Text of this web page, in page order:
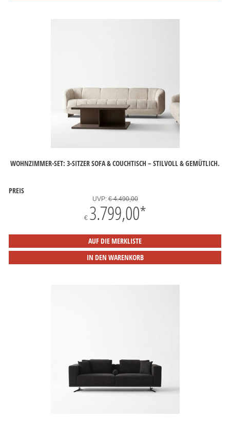
WOHNZIMMER-SET: 3-SITZER SOFA & COUCHTISCH – STILVOLL & GEMÜTLICH.
PREIS
UVP:€ 4.490,00
€ 3.799,00*
AUF DIE MERKLISTE
IN DEN WARENKORB